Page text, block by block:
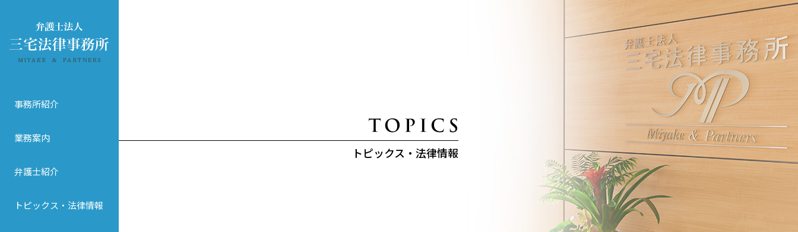
事務所紹介
業務案内
弁護士紹介
トピックス・法律情報
トピックス・法律情報